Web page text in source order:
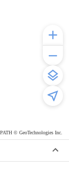
© GeoTechnologies Inc.